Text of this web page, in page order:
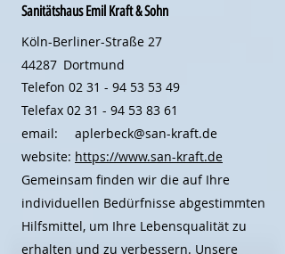
Sanitätshaus Emil Kraft & Sohn
Köln-Berliner-Straße 27
44287 Dortmund
Telefon 02 31 - 94 53 53 49
Telefax 02 31 - 94 53 83 61
email:
website:
aplerbeck@san-kraft.de
https://www.san-kraft.de
Gemeinsam finden wir die auf Ihre
individuellen Bedürfnisse abgestimmten
Hilfsmittel, um Ihre Lebensqualität zu
erhalten und zu verbessern. Unsere